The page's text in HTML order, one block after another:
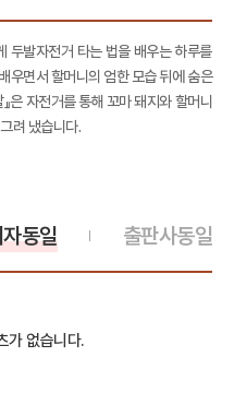
두발자전거 타는 법을 배우는 하루를
우면서 할머니의 엄한 모습 뒤에 숨은
은 자전거를 통해 꼬마 돼지와 할머니
려 냈습니다.
출판사동일
동일
가 없습니다.